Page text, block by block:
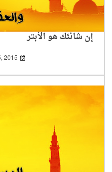
إن شانئك هو الأبتر
2015